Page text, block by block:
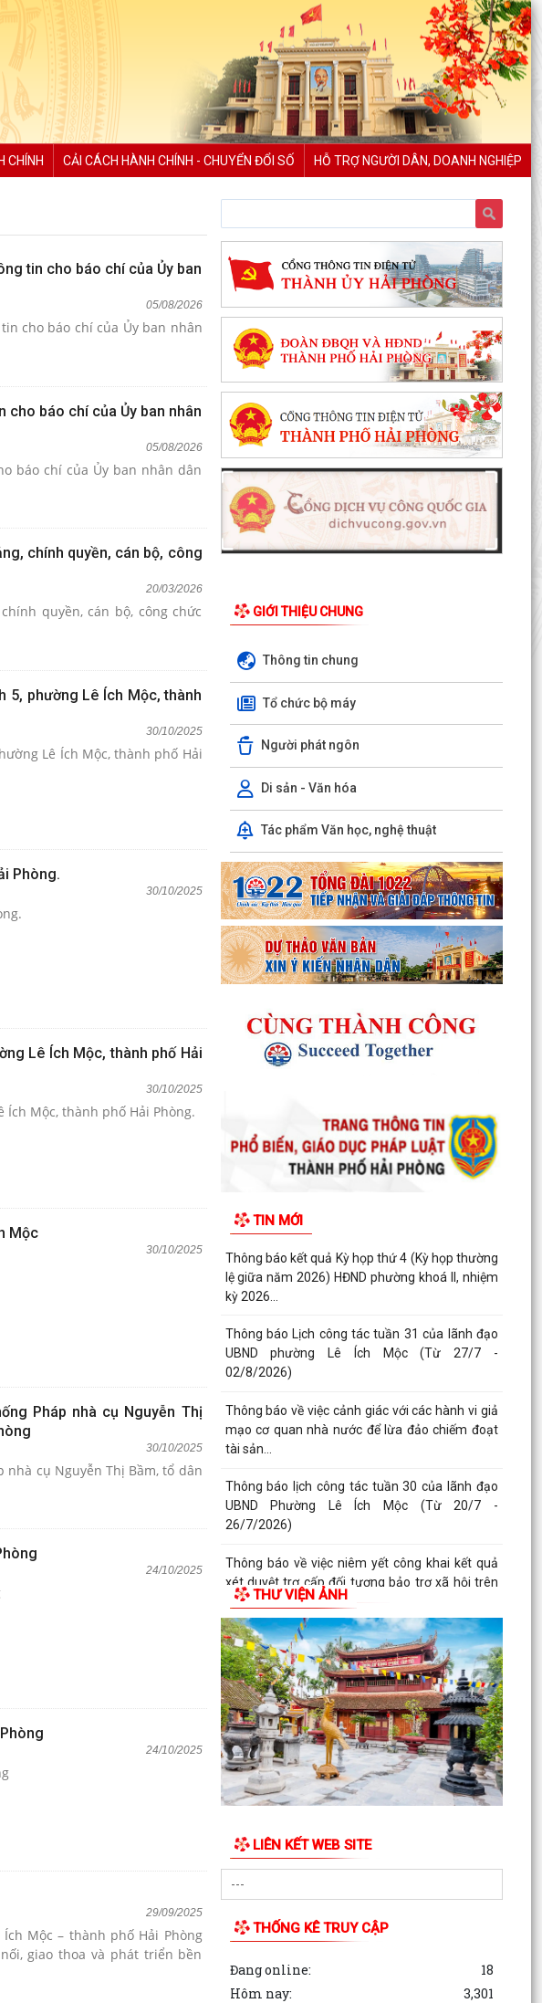
CHÍNH CẢI CÁCH HÀNH CHÍNH - CHUYỂN ĐỔI SỐ HỖ TRỢ NGƯỜI DÂN, DOANH NGHIỆP
tin cho báo chí của Ủy ban
05/08/2026
cho báo chí của Ủy ban nhân
cho báo chí của Ủy ban nhân
05/08/2026
báo chí của Ủy ban nhân dân
chính quyền, cán bộ, công
20/03/2026
quyền, cán bộ, công chức
5, phường Lê Ích Mộc, thành
30/10/2025
Lê Ích Mộc, thành phố Hải
Phòng.
30/10/2025
Lê Ích Mộc, thành phố Hải
30/10/2025
Ích Mộc, thành phố Hải Phòng.
Mộc
30/10/2025
Pháp nhà cụ Nguyễn Thị
30/10/2025
cụ Nguyễn Thị Bầm, tổ dân
24/10/2025
24/10/2025
29/09/2025
Mộc – thành phố Hải Phòng
giao thoa và phát triển bền
GIỚI THIỆU CHUNG
Thông tin chung
Tổ chức bộ máy
Người phát ngôn
Di sản - Văn hóa
Tác phẩm Văn học, nghệ thuật
TIN MỚI
Thông báo kết quả Kỳ họp thứ 4 (Kỳ họp thường
lệ giữa năm 2026) HĐND phường khoá II, nhiệm
kỳ 2026...
Thông báo Lịch công tác tuần 31 của lãnh đạo
UBND phường Lê Ích Mộc (Từ 27/7 -
02/8/2026)
Thông báo về việc cảnh giác với các hành vi giả
mạo cơ quan nhà nước để lừa đảo chiếm đoạt
tài sản...
Thông báo lịch công tác tuần 30 của lãnh đạo
UBND Phường Lê Ích Mộc (Từ 20/7 -
26/7/2026)
Thông báo về việc niêm yết công khai kết quả
xét duyệt trợ cấp đối tượng bảo trợ xã hội trên
địa...
Thông báo về việc thực hiện quy định pháp luật
về quyền tác giả, quyền sở hữu trí tuệ và tẩy
chay...
THƯ VIỆN ẢNH
LIÊN KẾT WEB SITE
THỐNG KÊ TRUY CẬP
Đang online:
18
Hôm nay:
3,301